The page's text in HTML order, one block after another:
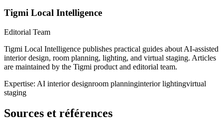
Tigmi Local Intelligence
Editorial Team
Tigmi Local Intelligence publishes practical guides about AI-assisted
interior design, room planning, lighting, and virtual staging. Articles
are maintained by the Tigmi product and editorial team.
Expertise: AI interior designroom planninginterior lightingvirtual
staging
Sources et références